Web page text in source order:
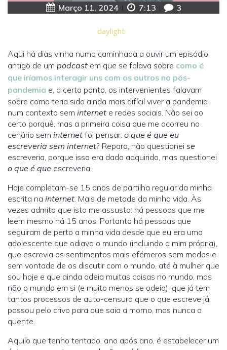
Março 11, 2024 7:13 3
daylight
Aqui há dias vinha numa caminhada a ouvir um episódio
antigo de um podcast em que se falava sobre como é
que iríamos interagir uns com os outros no pós-
pandemia e, a certo ponto, os intervenientes falavam
sobre como teria sido ainda mais difícil viver a pandemia
num contexto sem internet e redes sociais. Não sei ao
certo porquê, mas a primeira coisa que me ocorreu no
cenário sem internet foi pensar: o que é que eu
escreveria sem internet? Repara, não questionei se
escreveria, porque isso era dado adquirido, mas questionei
o que é que escreveria.
Hoje completam-se 15 anos de partilha regular da minha
escrita na internet. Mais de metade da minha vida. Às
vezes admito que isto me assusta: há pessoas que me
leem mesmo há 15 anos. Portanto há pessoas que
seguiram de perto a minha vida desde que eu era uma
adolescente que odiava o mundo (incluindo a mim própria),
que escrevia os sentimentos mais efémeros sem medos e
sem vontade de os discutir com o mundo, até à mulher que
sou hoje e que ainda odeia muitas coisas no mundo, mas
não o mundo em si (e muito menos se odeia), que já tem
tantos processos de auto-censura que o que escreve já
passou pelo crivo para que saia a morno, mas nunca a
quente.
Aquilo que tenho tentado, ano após ano, é estabelecer um